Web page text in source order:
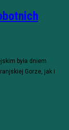
była dniem
Gorze, jak i